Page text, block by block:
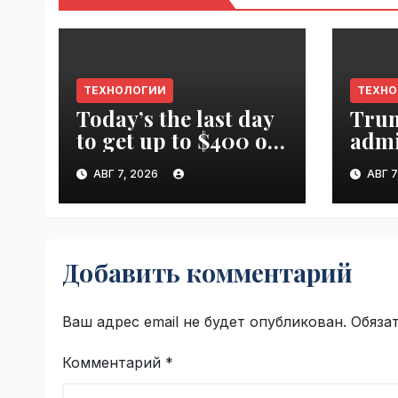
ТЕХНОЛОГИИ
Today’s the last day
to get up to $400 off
your TechCrunch
Disrupt 2026 ticket |
VseTime.ru
АВГ 7, 2026 АВГ
Добавить комментарий
Ваш адрес email не будет опубликован.
Комментарий *